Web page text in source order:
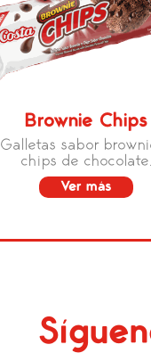
Brownie Chips
Galletas sabor
chips de chocolate.
Ver más